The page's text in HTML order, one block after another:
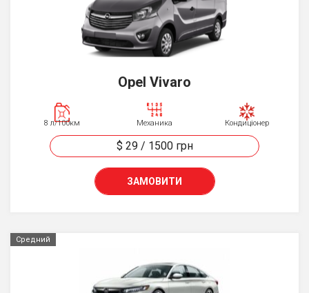
Opel Vivaro
8 л/100км Механика Кондиціонер
$ 29/ 1500 грн
ЗАМОВИТИ
Средний